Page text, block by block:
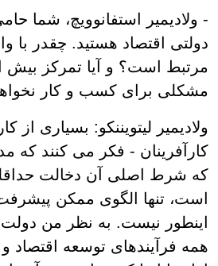
- ولادیمیر استفانوویچ، شما
دولتی اقتصاد هستید. چقدر با
مرتبط است؟ و آیا تمرکز بیش
مشکلی برای کسب و کار
ولادیمیر لیتویننکو: بسیاری از
کارآفرینان - فکر می کنند که
که شرط اصلی آن دخالت
است، تنها الگوی ممکن
اینطور نیست. به نظر من دولت
همه فرآیندهای توسعه